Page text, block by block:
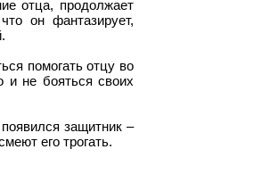
отца, продолжает
он фантазирует,
помогать отцу во
и не бояться своих
защитник –
его трогать.